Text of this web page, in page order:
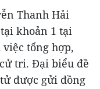
Thanh Hải
khoản 1 tại
tổng hợp,
tri. Đại biểu đề
được gửi đồng